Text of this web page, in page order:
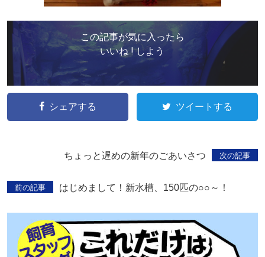
この記事が気に入ったら
いいね ! しよう
シェアする ツイートする
次の記事
ちょっと遅めの新年のごあいさつ
前の記事 はじめまして！新水槽、150匹の○○～！